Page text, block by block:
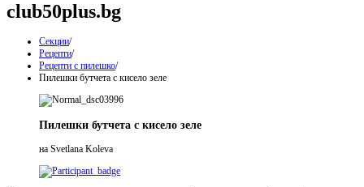
club50plus.bg
Секции/
Рецепти/
Рецепти с пилешко/
Пилешки бутчета с кисело зеле
Пилешки бутчета с кисело зеле
на Svetlana Koleva